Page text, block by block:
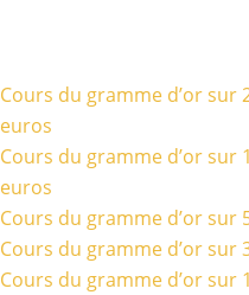
Cours du gramme d’or sur
euros
Cours du gramme d’or sur
euros
Cours du gramme d’or sur
Cours du gramme d’or sur
Cours du gramme d’or sur